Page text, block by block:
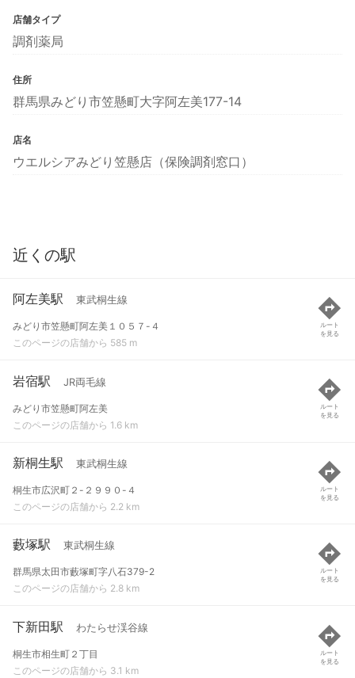
店舗タイプ
調剤薬局
住所
群馬県みどり市笠懸町大字阿左美177-14
店名
ウエルシアみどり笠懸店（保険調剤窓口）
近くの駅
阿左美駅 東武桐生線
みどり市笠懸町阿左美１０５７-４
このページの店舗から 585 m
ルート
を見る
岩宿駅 JR両毛線
みどり市笠懸町阿左美
このページの店舗から 1.6 km
ルート
を見る
新桐生駅 東武桐生線
桐生市広沢町２-２９９０-４
このページの店舗から 2.2 km
ルート
を見る
藪塚駅 東武桐生線
群馬県太田市藪塚町字八石379-2
このページの店舗から 2.8 km
ルート
を見る
下新田駅 わたらせ渓谷線
桐生市相生町２丁目
このページの店舗から 3.1 km
ルート
を見る